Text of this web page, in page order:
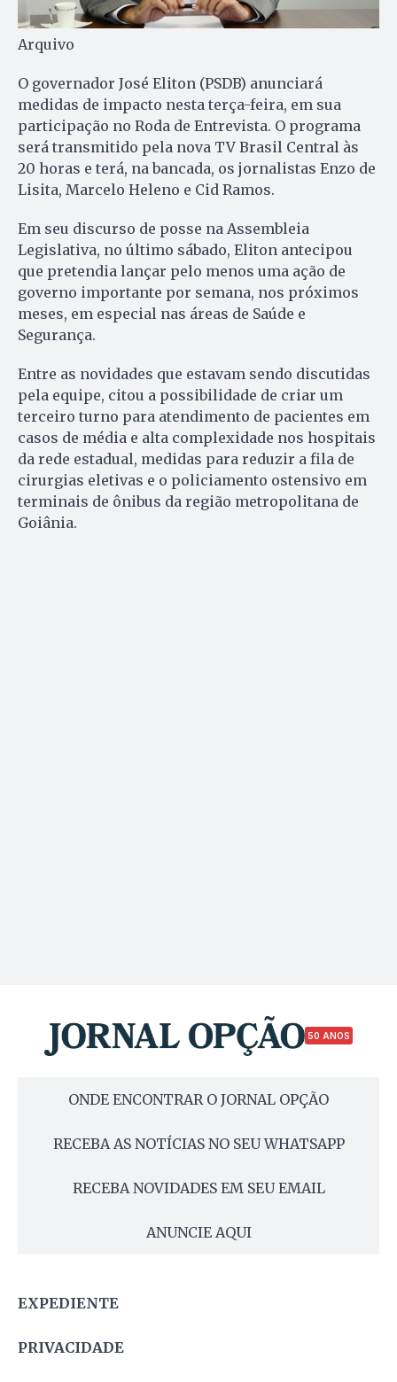
Arquivo
O governador José Eliton (PSDB) anunciará
medidas de impacto nesta terça-feira, em sua
participação no Roda de Entrevista. O programa
será transmitido pela nova TV Brasil Central às
20 horas e terá, na bancada, os jornalistas Enzo de
Lisita, Marcelo Heleno e Cid Ramos.
Em seu discurso de posse na Assembleia
Legislativa, no último sábado, Eliton antecipou
que pretendia lançar pelo menos uma ação de
governo importante por semana, nos próximos
meses, em especial nas áreas de Saúde e
Segurança.
Entre as novidades que estavam sendo discutidas
pela equipe, citou a possibilidade de criar um
terceiro turno para atendimento de pacientes em
casos de média e alta complexidade nos hospitais
da rede estadual, medidas para reduzir a fila de
cirurgias eletivas e o policiamento ostensivo em
terminais de ônibus da região metropolitana de
Goiânia.
50 ANOS
ONDE ENCONTRAR O JORNAL OPÇÃO
RECEBA AS NOTÍCIAS NO SEU WHATSAPP
RECEBA NOVIDADES EM SEU EMAIL
ANUNCIE AQUI
EXPEDIENTE
PRIVACIDADE